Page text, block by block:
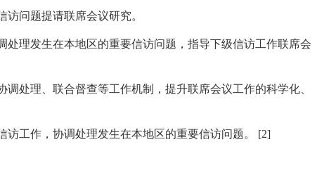
问题提请联席会议研究。
理发生在本地区的重要信访问题，指导下级信访工作联席会
处理、联合督查等工作机制，提升联席会议工作的科学化、
工作，协调处理发生在本地区的重要信访问题。 [2]